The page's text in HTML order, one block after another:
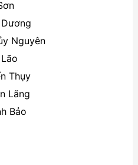
Nguyên
Thụy
Lãng
Bảo